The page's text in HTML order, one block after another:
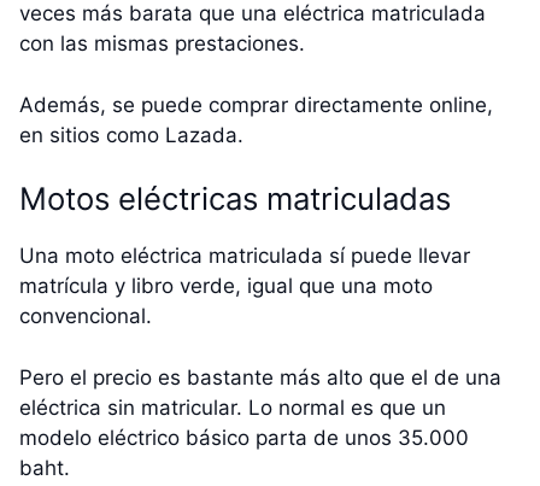
veces más barata que una eléctrica matriculada
con las mismas prestaciones.
Además, se puede comprar directamente online,
en sitios como Lazada.
Motos eléctricas matriculadas
Una moto eléctrica matriculada sí puede llevar
matrícula y libro verde, igual que una moto
convencional.
Pero el precio es bastante más alto que el de una
eléctrica sin matricular. Lo normal es que un
modelo eléctrico básico parta de unos 35.000
baht.